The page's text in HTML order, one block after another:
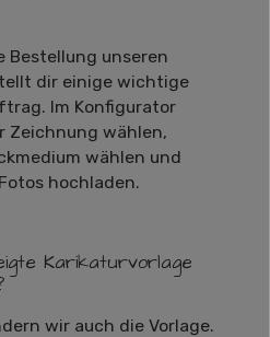
Bestellung unseren
dir einige wichtige
Im Konfigurator
Zeichnung wählen,
wählen und
hochladen.
Karikaturvorlage
wir auch die Vorlage.